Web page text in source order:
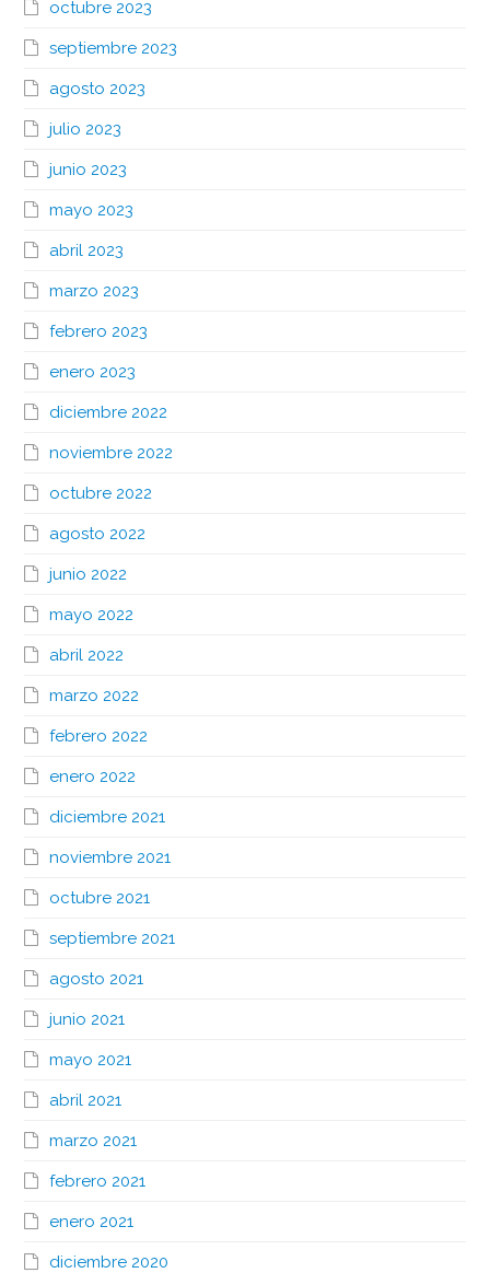
octubre 2023
septiembre 2023
agosto 2023
julio 2023
junio 2023
mayo 2023
abril 2023
marzo 2023
febrero 2023
enero 2023
diciembre 2022
noviembre 2022
octubre 2022
agosto 2022
junio 2022
mayo 2022
abril 2022
marzo 2022
febrero 2022
enero 2022
diciembre 2021
noviembre 2021
octubre 2021
septiembre 2021
agosto 2021
junio 2021
mayo 2021
abril 2021
marzo 2021
febrero 2021
enero 2021
diciembre 2020